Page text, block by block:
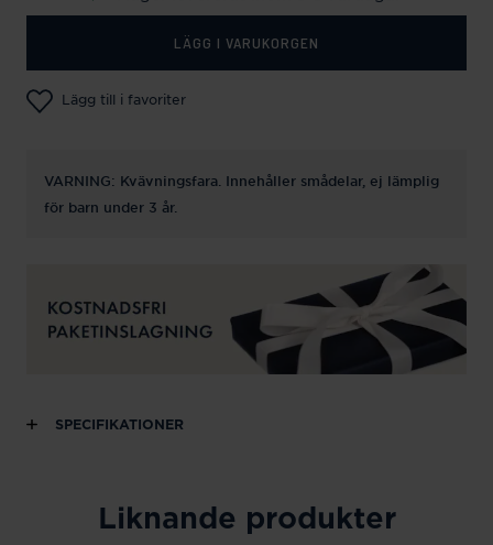
LÄGG I VARUKORGEN
Lägg till i favoriter
VARNING: Kvävningsfara. Innehåller smådelar, ej lämplig
för barn under 3 år.
SPECIFIKATIONER
Liknande produkter